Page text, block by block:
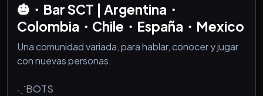
🎃・Bar SCT | Argentina・
Colombia・Chile・España・Mexico
Una comunidad variada, para hablar, conocer y jugar
con nuevas personas.
˗ˏˋBOTS